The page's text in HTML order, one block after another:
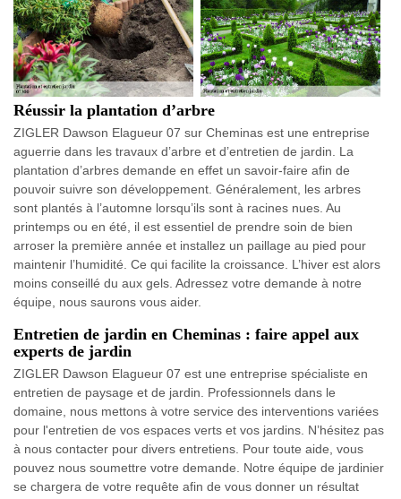
Réussir la plantation d’arbre
ZIGLER Dawson Elagueur 07 sur Cheminas est une entreprise
aguerrie dans les travaux d’arbre et d’entretien de jardin. La
plantation d’arbres demande en effet un savoir-faire afin de
pouvoir suivre son développement. Généralement, les arbres
sont plantés à l’automne lorsqu’ils sont à racines nues. Au
printemps ou en été, il est essentiel de prendre soin de bien
arroser la première année et installez un paillage au pied pour
maintenir l’humidité. Ce qui facilite la croissance. L’hiver est alors
moins conseillé du aux gels. Adressez votre demande à notre
équipe, nous saurons vous aider.
Entretien de jardin en Cheminas : faire appel aux
experts de jardin
ZIGLER Dawson Elagueur 07 est une entreprise spécialiste en
entretien de paysage et de jardin. Professionnels dans le
domaine, nous mettons à votre service des interventions variées
pour l'entretien de vos espaces verts et vos jardins. N’hésitez pas
à nous contacter pour divers entretiens. Pour toute aide, vous
pouvez nous soumettre votre demande. Notre équipe de jardinier
se chargera de votre requête afin de vous donner un résultat